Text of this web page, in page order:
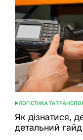
ОПУБЛІКУВАТИ
У
ЛОГІСТИКА ТА
Як дізнатися,
детальний